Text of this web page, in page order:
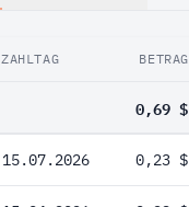
ZAHLTAG BETRAG
0,69 $
15.07.2026 0,23 $